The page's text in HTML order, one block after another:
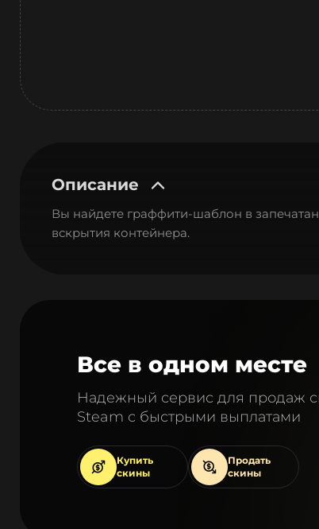
Описание
Вы найдете граффити-шаблон в
вскрытия контейнера.
Все в одном месте
Надежный сервис для продаж
Steam с быстрыми выплатами
Купить
скины
Продать
скины